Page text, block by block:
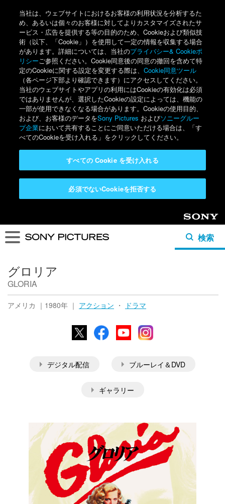
当社は、ウェブサイトにおけるお客様の利用状況を分析するた
め、あるいは個々のお客様に対してよりカスタマイズされたサ
ービス・広告を提供する等の目的のため、Cookieおよび類似技
術（以下、「Cookie」）を使用して一定の情報を収集する場合
があります。詳細については、当社のプライバシー& Cookieポ
リシーご参照ください。Cookie同意後の同意の撤回を含めて特
定のCookieに関する設定を変更する際は、Cookie同意ツール
（各ページ下部より確認できます）にアクセスしてください。
当社のウェブサイトやアプリの利用にはCookieの有効化は必須
ではありませんが、選択したCookieの設定によっては、機能の
一部が使用できなくなる場合があります。Cookieの使用目的、
および、お客様のデータをSony Pictures およびソニーグルー
プ企業において共有することにご同意いただける場合は、「す
べてのCookieを受け入れる」をクリックしてください。
必須でないCookieを拒否する
すべての Cookie を受け入れる
Sony
検索
グロリア
GLORIA
アメリカ ｜1980年 ｜ アクション ・ ドラマ
X FacebookYouTubeInstagram
デジタル配信 ブルーレイ＆DVD
ギャラリー